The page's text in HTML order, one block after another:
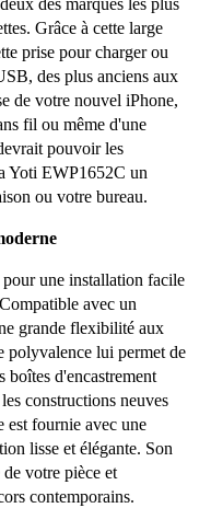
des marques les plus
Grâce à cette large
prise pour charger ou
des plus anciens aux
de votre nouvel iPhone,
fil ou même d'une
pouvoir les
Yoti EWP1652C un
ou votre bureau.
une installation facile
avec un
grande flexibilité aux
polyvalence lui permet de
boîtes d'encastrement
constructions neuves
est fournie avec une
lisse et élégante. Son
votre pièce et
contemporains.